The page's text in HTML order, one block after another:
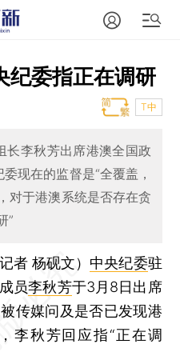
纪委指正在调研
T中
长李秋芳出席港澳全国政
现在的监督是“全覆盖，
对于港澳系统是否存在贪
”
者 杨砚文） 中央纪委驻
员李秋芳于3月8日出席
被传媒问及是否已发现港
李秋芳回应指“正在调